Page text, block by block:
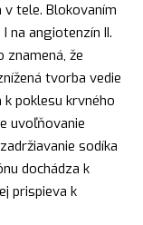
tele. Blokovaním
na angiotenzín II.
že
tvorba vedie
poklesu krvného
uvoľňovanie
sodíka
dochádza k
prispieva k